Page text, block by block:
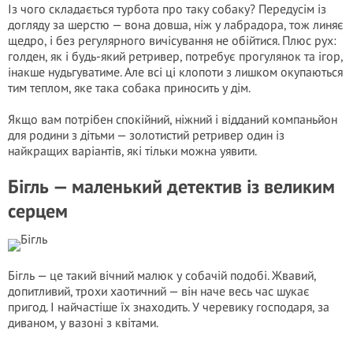
Із чого складається турбота про таку собаку? Передусім із
догляду за шерстю — вона довша, ніж у лабрадора, тож линяє
щедро, і без регулярного вичісування не обійтися. Плюс рух:
голден, як і будь-який ретривер, потребує прогулянок та ігор,
інакше нудьгуватиме. Але всі ці клопоти з лишком окупаються
тим теплом, яке така собака приносить у дім.
Якщо вам потрібен спокійний, ніжний і відданий компаньйон
для родини з дітьми — золотистий ретривер один із
найкращих варіантів, які тільки можна уявити.
Бігль — маленький детектив із великим
серцем
Бігль — це такий вічний малюк у собачій подобі. Жвавий,
допитливий, трохи хаотичний — він наче весь час шукає
пригод. І найчастіше їх знаходить. У черевику господаря, за
диваном, у вазоні з квітами.